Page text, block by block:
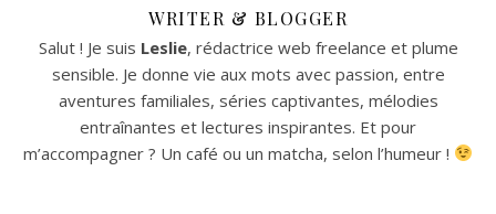
WRITER & BLOGGER
Salut ! Je suis Leslie, rédactrice web freelance et plume
sensible. Je donne vie aux mots avec passion, entre
aventures familiales, séries captivantes, mélodies
entraînantes et lectures inspirantes. Et pour
m’accompagner ? Un café ou un matcha, selon l’humeur !